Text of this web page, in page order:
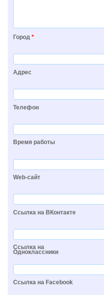
Город *
Адрес
Телефон
Время работы
Web-сайт
Ссылка на ВКонтакте
Ссылка на
Одноклассники
Ссылка на Facebook